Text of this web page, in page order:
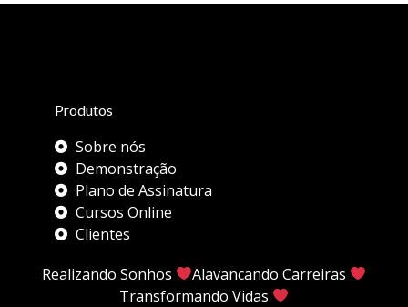
Produtos
Sobre nós
Demonstração
Plano de Assinatura
Cursos Online
Clientes
Realizando Sonhos
Alavancando Carreiras
Transformando Vidas